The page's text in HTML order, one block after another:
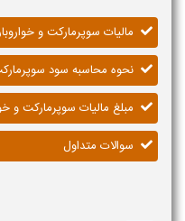
مالیات سوپرمارکت و
نحوه محاسبه سود
مبلغ مالیات سوپرمارکت و
سوالات متداول